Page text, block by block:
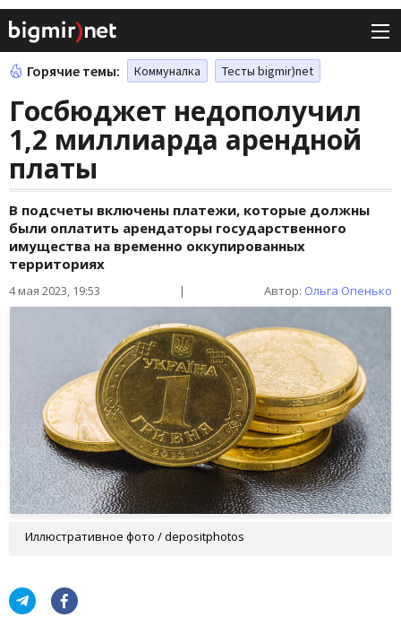
Горячие темы: Коммуналка Тесты bigmir)net
Госбюджет недополучил
1,2 миллиарда арендной
платы
В подсчеты включены платежи, которые должны
были оплатить арендаторы государственного
имущества на временно оккупированных
территориях
4 мая 2023, 19:53 | Автор: Ольга Опенько
Иллюстративное фото / depositphotos